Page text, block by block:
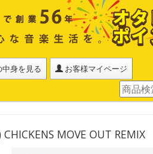
中身を見る お客様マイページ
MOVE OUT REMIX